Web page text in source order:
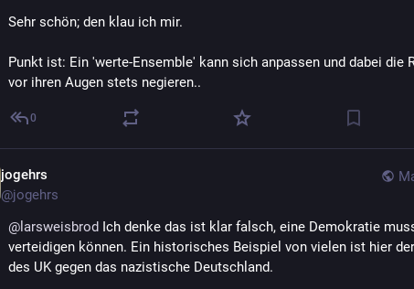
Sehr schön; den klau ich mir.
Punkt ist: Ein 'werte-Ensemble' kann sich anpassen und dabei die
vor ihren Augen stets negieren..
0
jogehrs
@jogehrs
@ larsweisbrod Ich denke das ist klar falsch, eine Demokratie
verteidigen können. Ein historisches Beispiel von vielen ist hier
des UK gegen das nazistische Deutschland.